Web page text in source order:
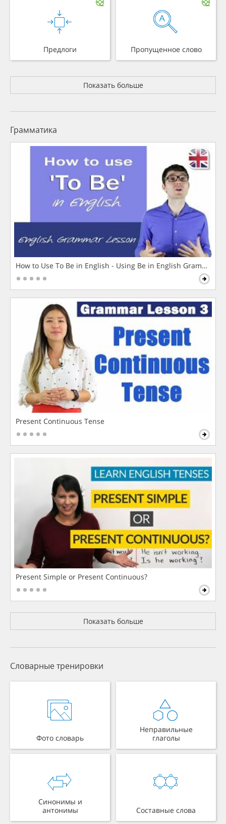
Предлоги Пропущенное слово
Показать больше
Грамматика
How to Use To Be in English - Using Be in English Grammar
Present Continuous Tense
Present Simple or Present Continuous?
Показать больше
Словарные тренировки
Фото словарь
Неправильные
глаголы
Синонимы и
антонимы
Составные слова